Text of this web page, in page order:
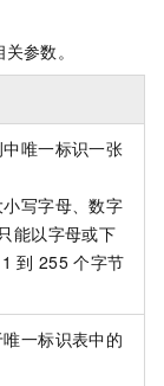
关参数。
唯一标识一张
写字母、数字
能以字母或下
1 到 255 个字节
一标识表中的